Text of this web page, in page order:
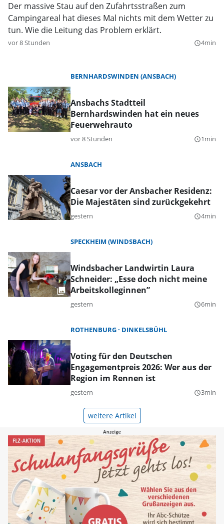
Der massive Stau auf den Zufahrtsstraßen zum
Campingareal hat dieses Mal nichts mit dem Wetter zu
tun. Wie die Leitung das Problem erklärt.
vor 8 Stunden query_builder4min
BERNHARDSWINDEN (ANSBACH)
Ansbachs Stadtteil
Bernhardswinden hat ein neues
Feuerwehrauto
vor 8 Stunden query_builder1min
ANSBACH
Caesar vor der Ansbacher Residenz:
Die Majestäten sind zurückgekehrt
gestern query_builder4min
SPECKHEIM (WINDSBACH)
Windsbacher Landwirtin Laura
Schneider: „Esse doch nicht meine
Arbeitskolleginnen”
gestern query_builder6min
ROTHENBURG DINKELSBÜHL
Voting für den Deutschen
Engagementpreis 2026: Wer aus der
Region im Rennen ist
gestern query_builder3min
weitere Artikel